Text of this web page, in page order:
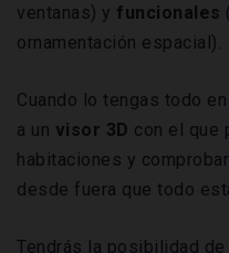
ventanas) y funcionales
ornamentación espacial).
Cuando lo tengas todo
a un visor 3D con el que
habitaciones y
desde fuera que todo
Tendrás la posibilidad